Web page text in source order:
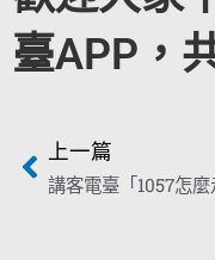
臺APP，
上一篇